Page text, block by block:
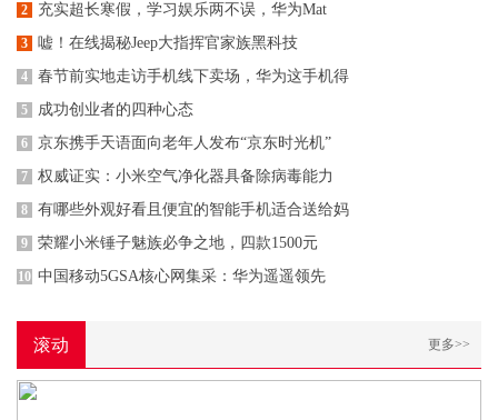
2 充实超长寒假，学习娱乐两不误，华为Mat
3 嘘！在线揭秘Jeep大指挥官家族黑科技
4 春节前实地走访手机线下卖场，华为这手机得
5 成功创业者的四种心态
6 京东携手天语面向老年人发布“京东时光机”
7 权威证实：小米空气净化器具备除病毒能力
8 有哪些外观好看且便宜的智能手机适合送给妈
9 荣耀小米锤子魅族必争之地，四款1500元
10 中国移动5GSA核心网集采：华为遥遥领先
滚动 更多>>